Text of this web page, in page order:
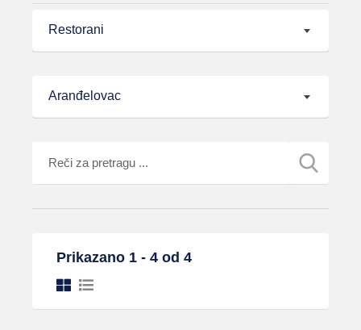
Restorani
Aranđelovac
Prikazano 1 - 4 od 4